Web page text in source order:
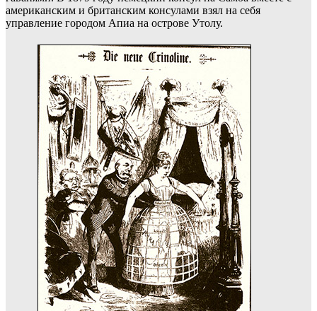
американским и британским консулами взял на себя
управление городом Апиа на острове Утолу.